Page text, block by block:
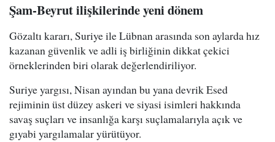
Şam-Beyrut ilişkilerinde yeni dönem
Gözaltı kararı, Suriye ile Lübnan arasında son aylarda hız
kazanan güvenlik ve adli iş birliğinin dikkat çekici
örneklerinden biri olarak değerlendiriliyor.
Suriye yargısı, Nisan ayından bu yana devrik Esed
rejiminin üst düzey askeri ve siyasi isimleri hakkında
savaş suçları ve insanlığa karşı suçlamalarıyla açık ve
gıyabi yargılamalar yürütüyor.